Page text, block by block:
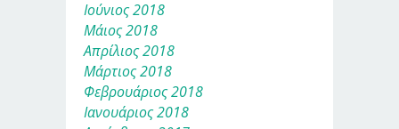
Ιούνιος 2018
Μάιος 2018
Απρίλιος 2018
Μάρτιος 2018
Φεβρουάριος 2018
Ιανουάριος 2018